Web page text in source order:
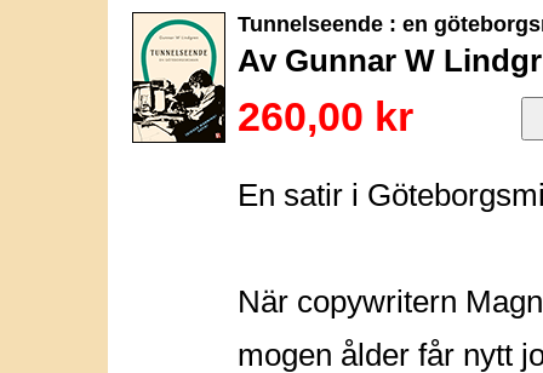
Tunnelseende : en
Av Gunnar W
260,00 kr
En satir i
När copywritern
mogen ålder får nytt